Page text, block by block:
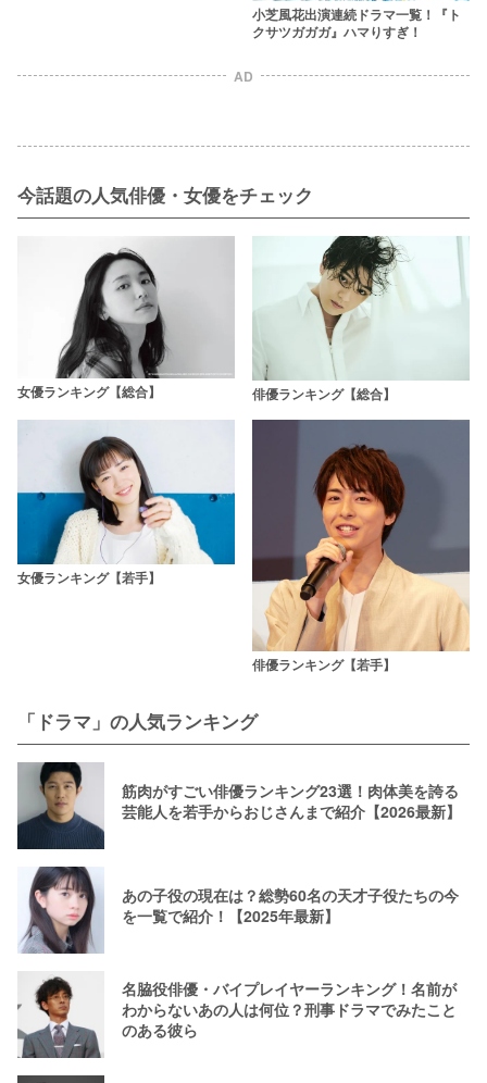
小芝風花出演連続ドラマ一覧！『ト
クサツガガガ』ハマりすぎ！
AD
今話題の人気俳優・女優をチェック
女優ランキング【総合】 俳優ランキング【総合】
女優ランキング【若手】
俳優ランキング【若手】
「ドラマ」の人気ランキング
筋肉がすごい俳優ランキング23選！肉体美を誇る
芸能人を若手からおじさんまで紹介【2026最新】
あの子役の現在は？総勢60名の天才子役たちの今
を一覧で紹介！【2025年最新】
名脇役俳優・バイプレイヤーランキング！名前が
わからないあの人は何位？刑事ドラマでみたこと
のある彼ら